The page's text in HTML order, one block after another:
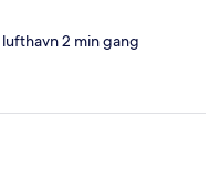
2 min gang